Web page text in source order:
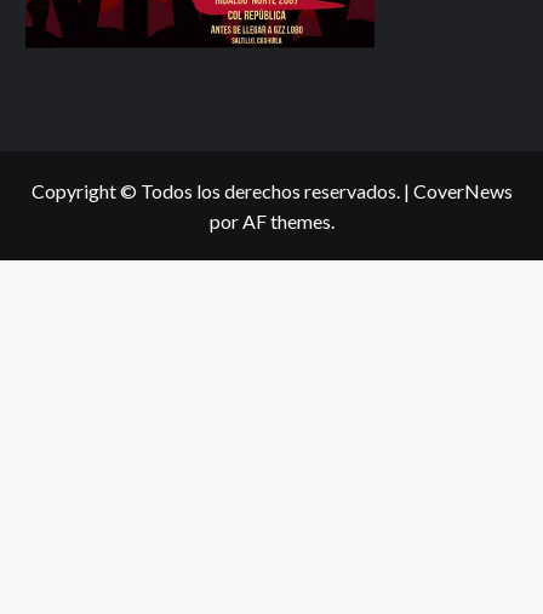
Copyright © Todos los derechos reservados. | CoverNews
por AF themes.